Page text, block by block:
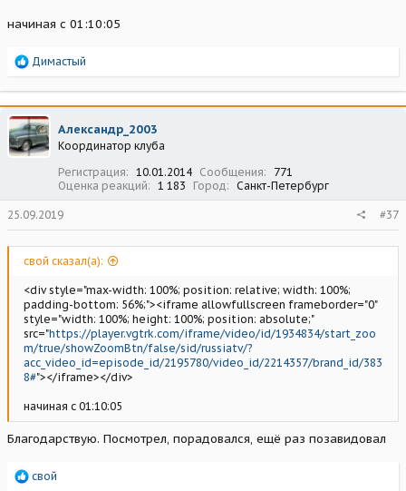
начиная с 01:10:05
Р
а
к
ц
и
и
Димастый
Александр_2003
Координатор клуба
Регистрация
10.01.2014 Сообщения
771
Оценка реакций
1 183 Город Санкт-Петербург
25.09.2019 #37
свой сказал(а):
<div style="max-width: 100%; position: relative; width: 100%;
padding-bottom: 56%;"><iframe allowfullscreen frameborder="0"
style="width: 100%; height: 100%; position: absolute;"
src="https://player.vgtrk.com/iframe/video/id/1934834/start_zoo
m/true/showZoomBtn/false/sid/russiatv/?
acc_video_id=episode_id/2195780/video_id/2214357/brand_id/383
8#"></iframe></div>
начиная с 01:10:05
Благодарствую. Посмотрел, порадовался, ещё раз позавидовал
Р
свой